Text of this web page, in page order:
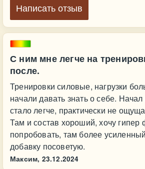
С ним мне легче на
после.
Тренировки силовые, нагрузки
начали давать знать о себе. Начал
стало легче, практически не
Там и состав хороший, хочу гипер
попробовать, там более
добавку посоветую.
Максим, 23.12.2024
Написать отзыв